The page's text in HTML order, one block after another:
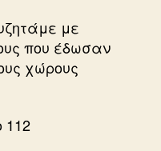
με
που έδωσαν
χώρους
112